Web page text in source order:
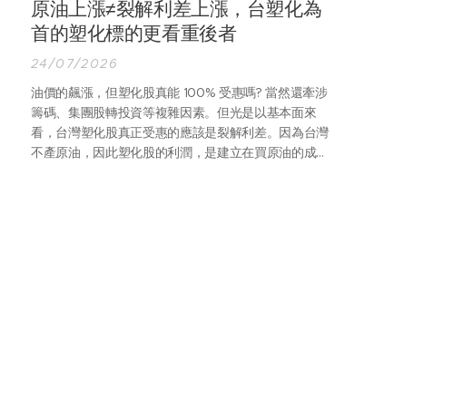
原油上漲≠裂解利差上漲，台塑化為
首的塑化標的更看重後者
24/07/2026
油價的飆漲，但塑化股真能 100% 受惠嗎? 當然還牽涉
籌碼、集團股轉投資等複雜因素。但光是以基本面來
看，台灣塑化股真正受惠的應該是裂解利差。因為台灣
不產原油，因此塑化股的利潤，是建立在買原油的成本